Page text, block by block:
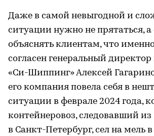
Даже в самой невыгодной и
ситуации нужно не прятаться, а
объяснять клиентам, что
согласен генеральный
«Си-Шиппинг» Алексей
его компания повела себя в
ситуации в феврале 2024 года,
контейнеровоз, следовавший
в Санкт-Петербург, сел на мель